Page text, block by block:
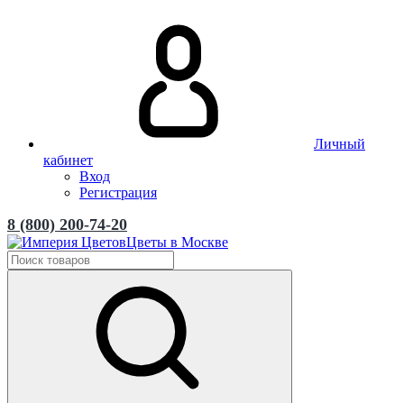
Личный
кабинет
Вход
Регистрация
8 (800) 200-74-20
Цветы в Москве